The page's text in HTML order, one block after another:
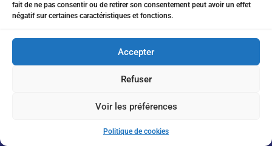
fait de ne pas consentir ou de retirer son consentement peut avoir un effet
négatif sur certaines caractéristiques et fonctions.
Accepter
Refuser
Voir les préférences
Politique de cookies
eitanchikli@gmail.com
17 av Shakespeare 06000 Nice